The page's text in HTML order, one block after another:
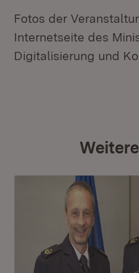
Fotos der
Internetseite des
Digitalisierung und